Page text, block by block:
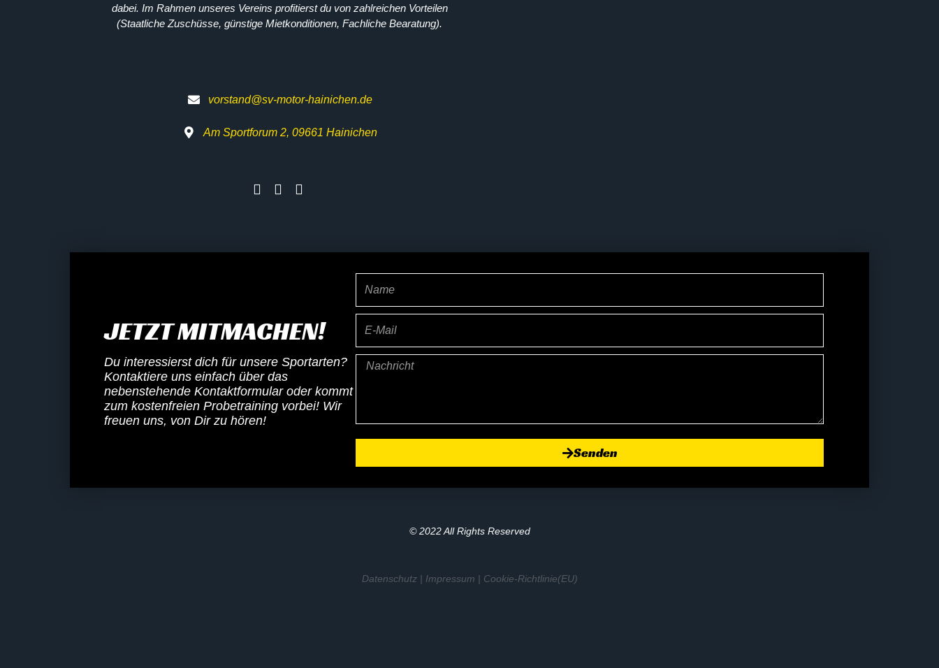
dabei. Im Rahmen unseres Vereins profitierst du von zahlreichen Vorteilen
(Staatliche Zuschüsse, günstige Mietkonditionen, Fachliche Bearatung).
vorstand@sv-motor-hainichen.de
Am Sportforum 2, 09661 Hainichen
JETZT MITMACHEN!
Du interessierst dich für unsere Sportarten?
Kontaktiere uns einfach über das
nebenstehende Kontaktformular oder kommt
zum kostenfreien Probetraining vorbei! Wir
freuen uns, von Dir zu hören!
Mail
Nachricht
Senden
© 2022 All Rights Reserved
Datenschutz| Impressum | Cookie-Richtlinie(EU)